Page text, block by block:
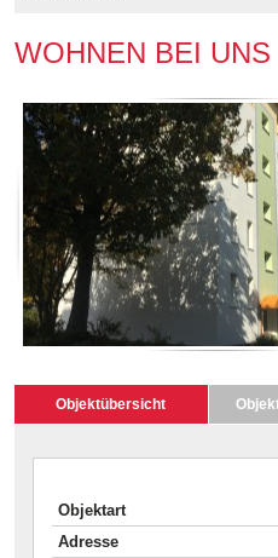
WOHNEN BEI
Objektübersicht
Objektart
Adresse